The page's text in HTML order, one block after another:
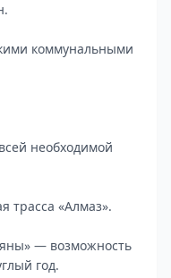
коммунальными
необходимой
трасса «Алмаз».
— возможность
год.